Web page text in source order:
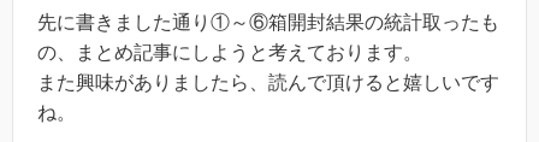
先に書きました通り①～⑥箱開封結果の統計取ったも
の、まとめ記事にしようと考えております。
また興味がありましたら、読んで頂けると嬉しいです
ね。